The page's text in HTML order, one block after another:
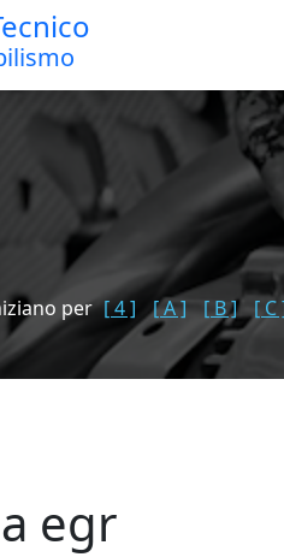
per [ 4 ] [ A ] [ B ] [ C
egr